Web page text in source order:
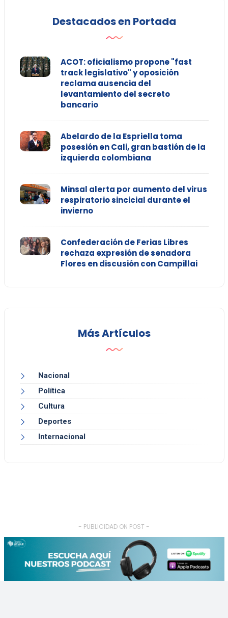
Destacados en Portada
ACOT: oficialismo propone "fast
track legislativo" y oposición
reclama ausencia del
levantamiento del secreto
bancario
Abelardo de la Espriella toma
posesión en Cali, gran bastión de la
izquierda colombiana
Minsal alerta por aumento del virus
respiratorio sincicial durante el
invierno
Confederación de Ferias Libres
rechaza expresión de senadora
Flores en discusión con Campillai
Más Artículos
Nacional
Política
Cultura
Deportes
Internacional
- PUBLICIDAD ON POST -